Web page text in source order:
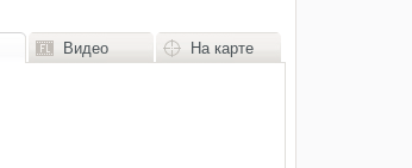
Видео На карте